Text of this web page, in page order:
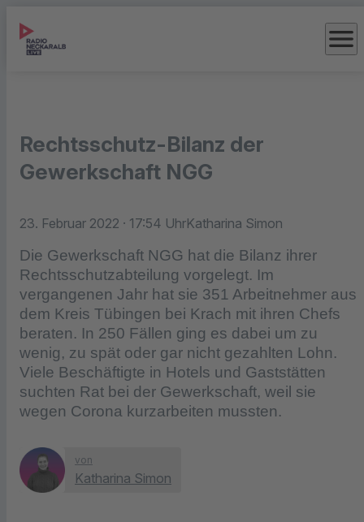
menu
Rechtsschutz-Bilanz der
Gewerkschaft NGG
23. Februar 2022 · 17:54 UhrKatharina Simon
Die Gewerkschaft NGG hat die Bilanz ihrer
Rechtsschutzabteilung vorgelegt. Im
vergangenen Jahr hat sie 351 Arbeitnehmer aus
dem Kreis Tübingen bei Krach mit ihren Chefs
beraten. In 250 Fällen ging es dabei um zu
wenig, zu spät oder gar nicht gezahlten Lohn.
Viele Beschäftigte in Hotels und Gaststätten
suchten Rat bei der Gewerkschaft, weil sie
wegen Corona kurzarbeiten mussten.
von
Katharina Simon